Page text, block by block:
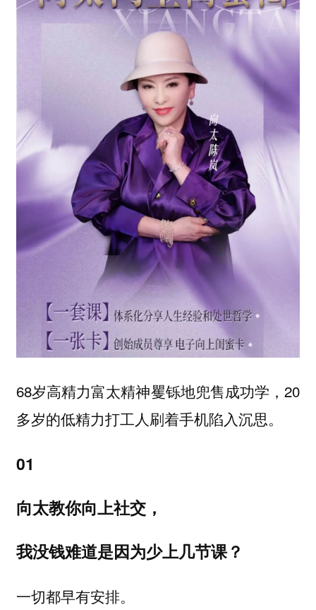
68岁高精力富太精神矍铄地兜售成功学，20
多岁的低精力打工人刷着手机陷入沉思。
01
向太教你向上社交，
我没钱难道是因为少上几节课？
一切都早有安排。